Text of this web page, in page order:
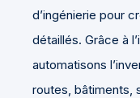
d’ingénierie pour
détaillés. Grâce à
automatisons
routes, bâtiments,